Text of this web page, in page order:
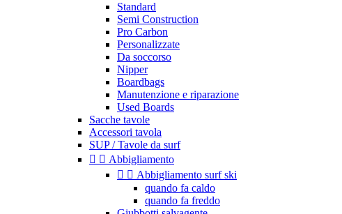
Standard
Semi Construction
Pro Carbon
Personalizzate
Da soccorso
Nipper
Boardbags
Manutenzione e riparazione
Used Boards
Sacche tavole
Accessori tavola
SUP / Tavole da surf
  Abbigliamento
  Abbigliamento surf ski
quando fa caldo
quando fa freddo